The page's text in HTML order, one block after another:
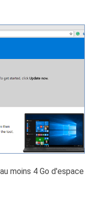
moins 4 Go d'espace